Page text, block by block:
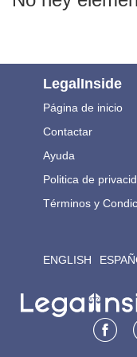
LegalInside
Página de inicio
Contactar
Ayuda
Politica de
Términos y
ENGLISH